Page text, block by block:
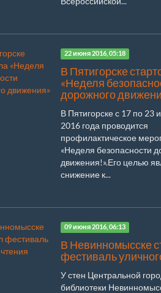
22 июня 2016, 05:18
В Пятигорске
«Неделя
дорожного
В Пятигорске с 17 по 23
2016 года проводится
профилактическое
«Неделя безопасности
движения!».Его целью
снижение к...
09 июня 2016, 06:13
В Невинномысске
фестиваль
У стен Центральной
библиотеки